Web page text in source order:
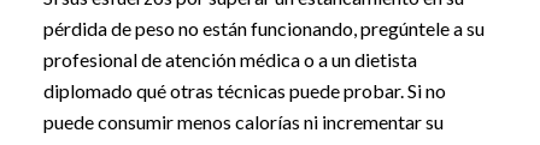
pérdida de peso no están funcionando, pregúntele a su
profesional de atención médica o a un dietista
diplomado qué otras técnicas puede probar. Si no
puede consumir menos calorías ni incrementar su